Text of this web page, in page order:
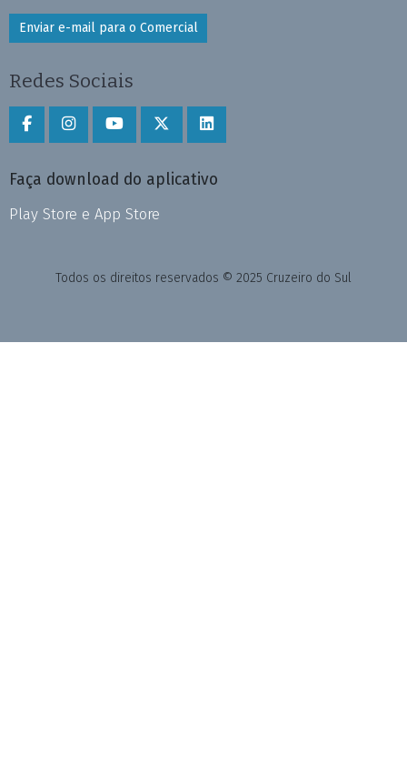
Enviar e-mail para o Comercial
Redes Sociais
Faça download do aplicativo
Play Store e App Store
Todos os direitos reservados © 2025 Cruzeiro do Sul